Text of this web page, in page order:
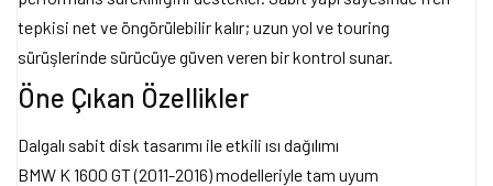
tepkisi net ve öngörülebilir kalır; uzun yol ve touring
sürüşlerinde sürücüye güven veren bir kontrol sunar.
Öne Çıkan Özellikler
Dalgalı sabit disk tasarımı ile etkili ısı dağılımı
BMW K 1600 GT (2011-2016) modelleriyle tam uyum